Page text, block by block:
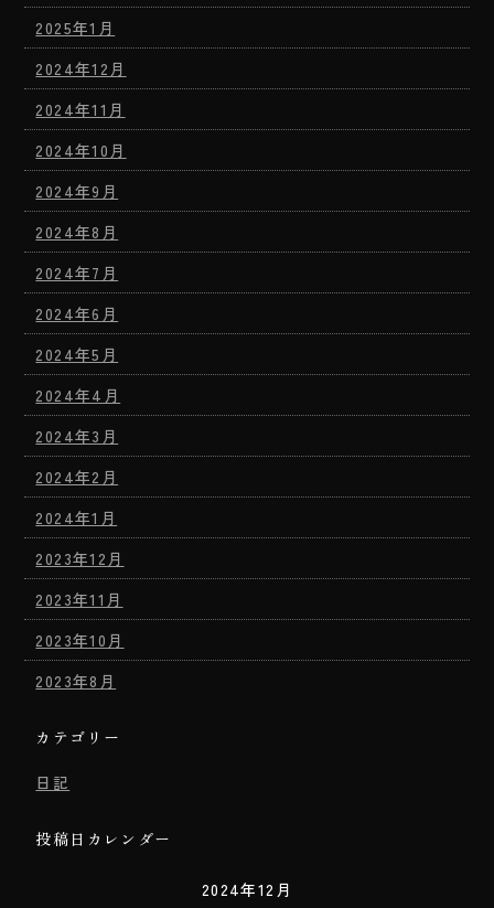
2025年1月
2024年12月
2024年11月
2024年10月
2024年9月
2024年8月
2024年7月
2024年6月
2024年5月
2024年4月
2024年3月
2024年2月
2024年1月
2023年12月
2023年11月
2023年10月
2023年8月
カテゴリー
日記
投稿日カレンダー
2024年12月